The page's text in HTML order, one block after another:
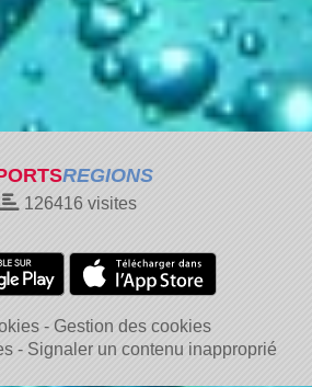
REGIONS
126416 visites
Gestion des cookies
Signaler un contenu inapproprié